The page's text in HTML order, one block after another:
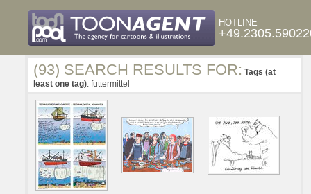
HOTLINE
(93) SEARCH RESULTS FOR: Tags (at
least one tag): futtermittel